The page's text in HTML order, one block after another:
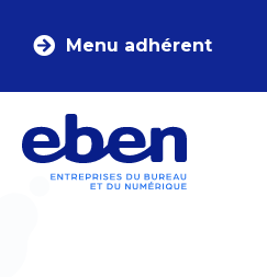
Menu adhérent